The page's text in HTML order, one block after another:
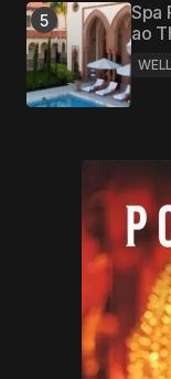
Spa
ao